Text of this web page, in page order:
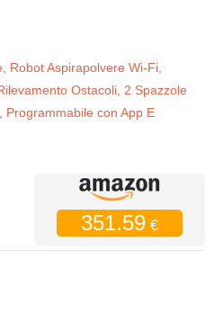
Robot Aspirapolvere Wi-Fi,
Ostacoli, 2 Spazzole
Programmabile con App E
351.59 €